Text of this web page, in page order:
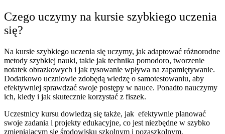
Czego uczymy na kursie szybkiego uczenia
się?
Na kursie szybkiego uczenia się uczymy, jak adaptować różnorodne
metody szybkiej nauki, takie jak technika pomodoro, tworzenie
notatek obrazkowych i jak rysowanie wpływa na zapamiętywanie.
Dodatkowo uczniowie zdobędą wiedzę o samotestowaniu, aby
efektywniej sprawdzać swoje postępy w nauce. Ponadto nauczymy
ich, kiedy i jak skutecznie korzystać z fiszek.
Uczestnicy kursu dowiedzą się także, jak efektywnie planować
swoje zadania i projekty edukacyjne, co jest niezbędne w szybko
zmieniającym się środowisku szkolnym i pozaszkolnym.